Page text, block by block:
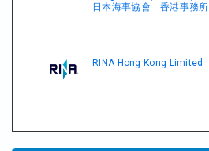
日本海事協會 香港事務所
RINA Hong Kong Limited